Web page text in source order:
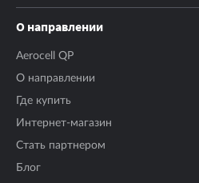
О направлении
Aerocell QP
О направлении
Где купить
Интернет-магазин
Стать партнером
Блог